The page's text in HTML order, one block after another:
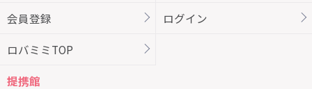
会員登録 ログイン
ロバミミTOP
提携館